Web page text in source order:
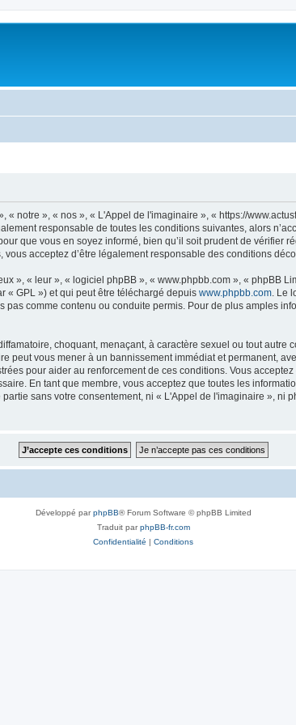
notre », « nos », « L'Appel de l'imaginaire », « https://
responsable de toutes les conditions suivantes, alors
que vous en soyez informé, bien qu’il soit prudent de vérifier
acceptez d’être légalement responsable des conditions
», « leur », « logiciel phpBB », « www.phpbb.com », « phpBB
« GPL ») et qui peut être téléchargé depuis www.phpbb.com. Le
pas comme contenu ou conduite permis. Pour de plus amples
choquant, menaçant, à caractère sexuel ou tout autre
vous mener à un bannissement immédiat et permanent,
pour aider au renforcement de ces conditions. Vous
En tant que membre, vous acceptez que toutes les
sans votre consentement, ni « L'Appel de l'imaginaire », ni
Développé parphpBB® Forum Software © phpBB Limited
Traduit parphpBB-fr.com
Confidentialité | Conditions